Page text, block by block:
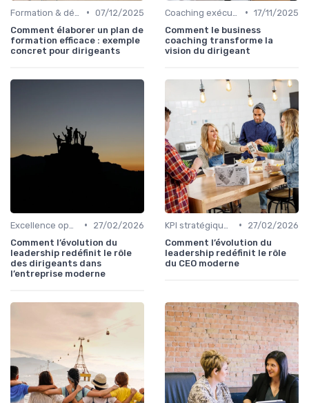
• 07/12/2025
Comment élaborer un plan de
formation efficace : exemple
concret pour dirigeants
• 17/11/2025
Comment le business
coaching transforme la
vision du dirigeant
•
27/02/2026
Comment l’évolution du
leadership redéfinit le rôle
des dirigeants dans
l’entreprise moderne
•
27/02/2026
Comment l’évolution du
leadership redéfinit le rôle
du CEO moderne